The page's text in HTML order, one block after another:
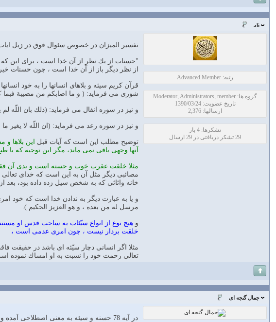
ali
رتبه: Advanced Member
گروه ها: Moderator, Administrators, member
تاریخ عضویت: 1390/03/24
ارسالها: 2,376
تشکرها: 4 بار
29 تشکر دریافتی در 29 ارسال
تفسير الميزان در خصوص سئوال فوق در زيل
"حسنات از يك نظر از آن خدا است ، براى اين كه
از نظر ديگر باز از آن خدا است ، چون حسنات
قرآن كريم سيئه و بلاهاى انسانها را به خود
شورى مى فرمايد: ( و ما اصابكم من مصيبة فبما
و نيز در سوره انفال مى فرمايد: (ذلك بان اللّه
و نيز در سوره رعد مى فرمايد: (ان اللّه لا يغير
توضيح مطلب اين است كه آيات قبل
اين بلاها
آنها وجهى باقى نمى ماند، مگر اين توجيه كه با
مثلا خلقت عقرب خوب و حسنه است و بدى آن
مصائبى ديگر مثل آن به اين است كه خداى تعالى
خانه واثاثى كه به شخص سيل زده داده بود،
و يا به عبارت ديگر به ندادن خدا است كه خود
مرسل له من بعده ، و هو العزيز الحكيم ).
و هيچ نوع از انواع سيّئات به ساحت قدس او
خلقت بردار نيست ، چون امرى عدمى است ،
مثلا اگر انسانى دچار سيّئه اى باشد در
تعالى رحمت خود را نسبت به او امساك نموده
جمال گنجه ای
در آیه 78 حسنه و سیئه به معنی اصطلاحی آمده و در آیه بعد به معنی واقعی